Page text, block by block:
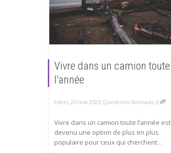
Vivre dans un camion toute
l’année
Fabio,20 mai 2023,Questions Nomade,0
Vivre dans un camion toute l’année est
devenu une option de plus en plus
populaire pour ceux qui cherchent...